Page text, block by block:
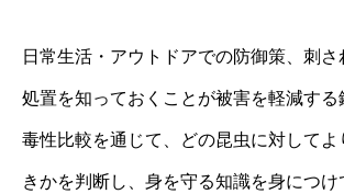
日常生活・アウトドアでの防御策、刺さ
処置を知っておくことが被害を軽減する
毒性比較を通じて、どの昆虫に対して
きかを判断し、身を守る知識を身につけ